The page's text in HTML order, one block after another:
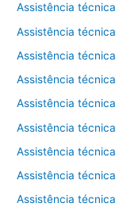
Assistência
Assistência técnica
Assistência técnica
Assistência técnica
Assistência técnica
Assistência
Assistência técnica
Assistência técnica
Assistência técnica